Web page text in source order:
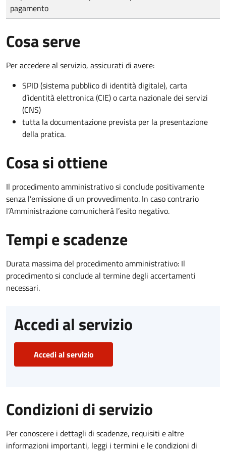
pagamento
Cosa serve
Per accedere al servizio, assicurati di avere:
SPID (sistema pubblico di identità digitale), carta
d’identità elettronica (CIE) o carta nazionale dei servizi
(CNS)
tutta la documentazione prevista per la presentazione
della pratica.
Cosa si ottiene
Il procedimento amministrativo si conclude positivamente
senza l’emissione di un provvedimento. In caso contrario
l’Amministrazione comunicherà l’esito negativo.
Tempi e scadenze
Durata massima del procedimento amministrativo: Il
procedimento si conclude al termine degli accertamenti
necessari.
Accedi al servizio
Accedi al servizio
Condizioni di servizio
Per conoscere i dettagli di scadenze, requisiti e altre
informazioni importanti, leggi i termini e le condizioni di